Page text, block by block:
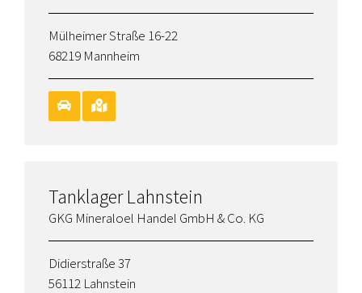
Mülheimer Straße 16-22
68219 Mannheim
Tanklager Lahnstein
GKG Mineraloel Handel GmbH & Co. KG
Didierstraße 37
56112 Lahnstein